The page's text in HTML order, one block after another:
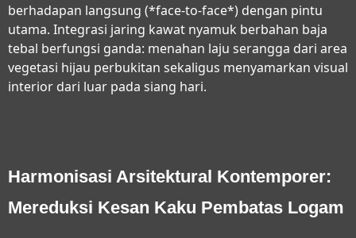
berhadapan langsung (*face-to-face*) dengan pintu
utama. Integrasi jaring kawat nyamuk berbahan baja
tebal berfungsi ganda: menahan laju serangga dari area
vegetasi hijau perbukitan sekaligus menyamarkan visual
interior dari luar pada siang hari.
Harmonisasi Arsitektural Kontemporer:
Mereduksi Kesan Kaku Pembatas Logam